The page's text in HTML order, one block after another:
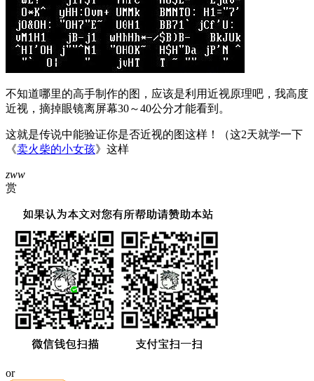
不知道哪里的高手制作的图，应该是利用近视原理吧，我高度
近视，摘掉眼镜离屏幕30～40公分才能看到。
这就是传说中能验证你是否近视的图这样！（这2天就学一下
《卖火柴的小女孩》这样
zww
赏
or